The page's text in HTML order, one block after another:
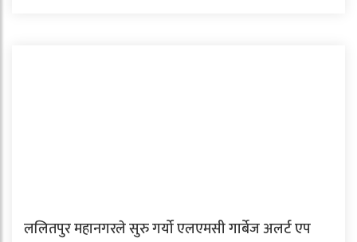
ललितपुर महानगरले सुरु गर्यो एलएमसी गार्बेज अलर्ट एप